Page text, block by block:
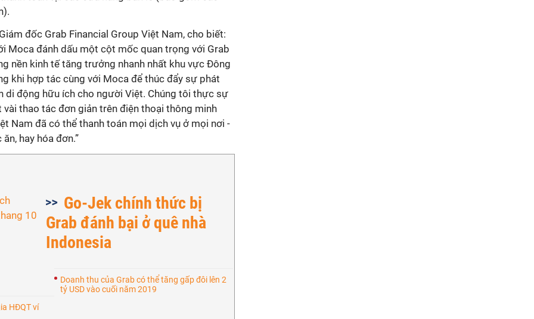
đốc Grab Financial Group Việt Nam, cho biết:
Moca đánh dấu một cột mốc quan trọng với Grab
nền kinh tế tăng trưởng nhanh nhất khu vực Đông
khi hợp tác cùng với Moca để thúc đẩy sự phát
di động hữu ích cho người Việt. Chúng tôi thực sự
thao tác đơn giản trên điện thoại thông minh
Nam đã có thể thanh toán mọi dịch vụ ở mọi nơi -
hay hóa đơn.”
Go-Jek chính thức bị
Grab đánh bại ở quê nhà
Indonesia
Doanh thu của Grab có thể tăng gấp đôi lên 2
tỷ USD vào cuối năm 2019
HĐQT ví